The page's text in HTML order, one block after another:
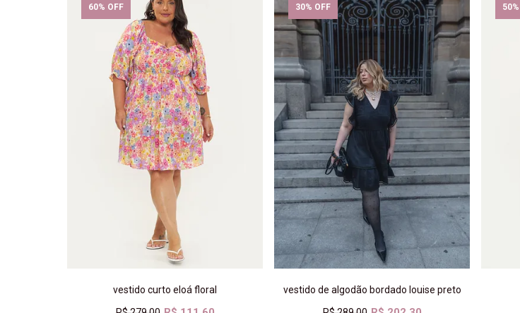
60% OFF
vestido curto eloá floral
30% OFF
vestido de algodão bordado louise preto